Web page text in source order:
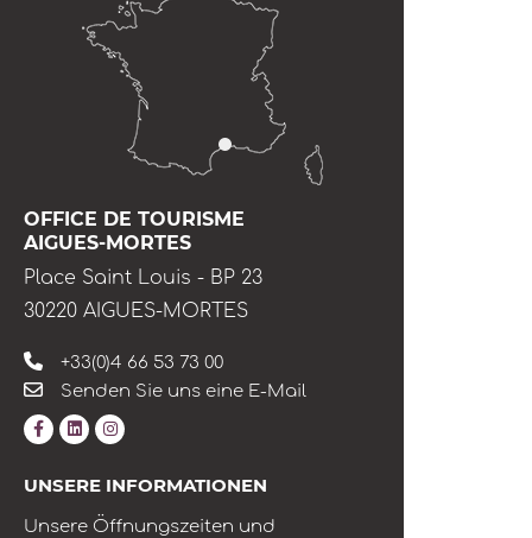
OFFICE DE TOURISME
AIGUES-MORTES
Place Saint Louis - BP 23
30220 AIGUES-MORTES
+33(0)4 66 53 73 00
Senden Sie uns eine E-Mail
UNSERE INFORMATIONEN
Unsere Öffnungszeiten und